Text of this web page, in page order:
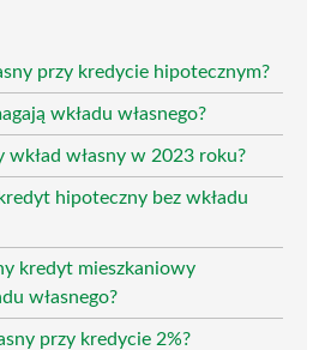
przy kredycie hipotecznym?
wkładu własnego?
wkład własny w 2023 roku?
hipoteczny bez wkładu
kredyt mieszkaniowy
własnego?
przy kredycie 2%?